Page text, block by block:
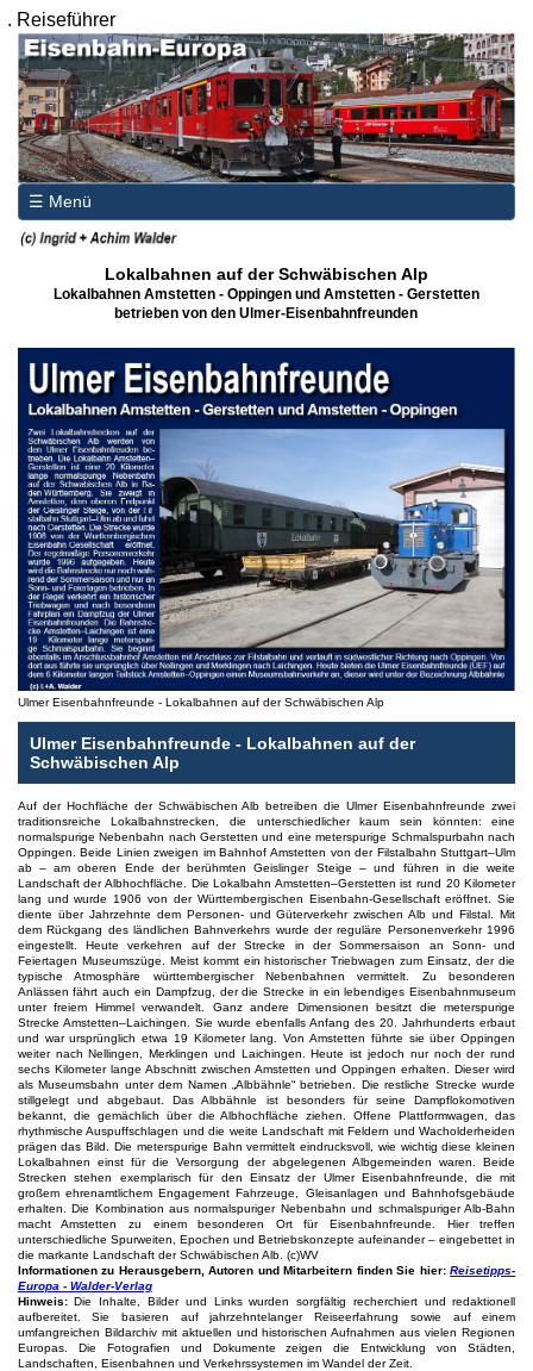
. Reiseführer
☰ Menü
Lokalbahnen auf der Schwäbischen Alp
Lokalbahnen Amstetten - Oppingen und Amstetten - Gerstetten
betrieben von den Ulmer-Eisenbahnfreunden
Ulmer Eisenbahnfreunde - Lokalbahnen auf der Schwäbischen Alp
Ulmer Eisenbahnfreunde - Lokalbahnen auf der
Schwäbischen Alp
Auf der Hochfläche der Schwäbischen Alb betreiben die Ulmer Eisenbahnfreunde zwei
traditionsreiche Lokalbahnstrecken, die unterschiedlicher kaum sein könnten: eine
normalspurige Nebenbahn nach Gerstetten und eine meterspurige Schmalspurbahn nach
Oppingen. Beide Linien zweigen im Bahnhof Amstetten von der Filstalbahn Stuttgart–Ulm
ab – am oberen Ende der berühmten Geislinger Steige – und führen in die weite
Landschaft der Albhochfläche. Die Lokalbahn Amstetten–Gerstetten ist rund 20 Kilometer
lang und wurde 1906 von der Württembergischen Eisenbahn-Gesellschaft eröffnet. Sie
diente über Jahrzehnte dem Personen- und Güterverkehr zwischen Alb und Filstal. Mit
dem Rückgang des ländlichen Bahnverkehrs wurde der reguläre Personenverkehr 1996
eingestellt. Heute verkehren auf der Strecke in der Sommersaison an Sonn- und
Feiertagen Museumszüge. Meist kommt ein historischer Triebwagen zum Einsatz, der die
typische Atmosphäre württembergischer Nebenbahnen vermittelt. Zu besonderen
Anlässen fährt auch ein Dampfzug, der die Strecke in ein lebendiges Eisenbahnmuseum
unter freiem Himmel verwandelt. Ganz andere Dimensionen besitzt die meterspurige
Strecke Amstetten–Laichingen. Sie wurde ebenfalls Anfang des 20. Jahrhunderts erbaut
und war ursprünglich etwa 19 Kilometer lang. Von Amstetten führte sie über Oppingen
weiter nach Nellingen, Merklingen und Laichingen. Heute ist jedoch nur noch der rund
sechs Kilometer lange Abschnitt zwischen Amstetten und Oppingen erhalten. Dieser wird
als Museumsbahn unter dem Namen „Albbähnle“ betrieben. Die restliche Strecke wurde
stillgelegt und abgebaut. Das Albbähnle ist besonders für seine Dampflokomotiven
bekannt, die gemächlich über die Albhochfläche ziehen. Offene Plattformwagen, das
rhythmische Auspuffschlagen und die weite Landschaft mit Feldern und Wacholderheiden
prägen das Bild. Die meterspurige Bahn vermittelt eindrucksvoll, wie wichtig diese kleinen
Lokalbahnen einst für die Versorgung der abgelegenen Albgemeinden waren. Beide
Strecken stehen exemplarisch für den Einsatz der Ulmer Eisenbahnfreunde, die mit
großem ehrenamtlichem Engagement Fahrzeuge, Gleisanlagen und Bahnhofsgebäude
erhalten. Die Kombination aus normalspuriger Nebenbahn und schmalspuriger Alb-Bahn
macht Amstetten zu einem besonderen Ort für Eisenbahnfreunde. Hier treffen
unterschiedliche Spurweiten, Epochen und Betriebskonzepte aufeinander – eingebettet in
die markante Landschaft der Schwäbischen Alb. (c)WV
Informationen zu Herausgebern, Autoren und Mitarbeitern finden Sie hier:Reisetipps-
Europa - Walder-Verlag
Hinweis:Die Inhalte, Bilder und Links wurden sorgfältig recherchiert und redaktionell
aufbereitet. Sie basieren auf jahrzehntelanger Reiseerfahrung sowie auf einem
umfangreichen Bildarchiv mit aktuellen und historischen Aufnahmen aus vielen Regionen
Europas. Die Fotografien und Dokumente zeigen die Entwicklung von Städten,
Landschaften, Eisenbahnen und Verkehrssystemen im Wandel der Zeit.